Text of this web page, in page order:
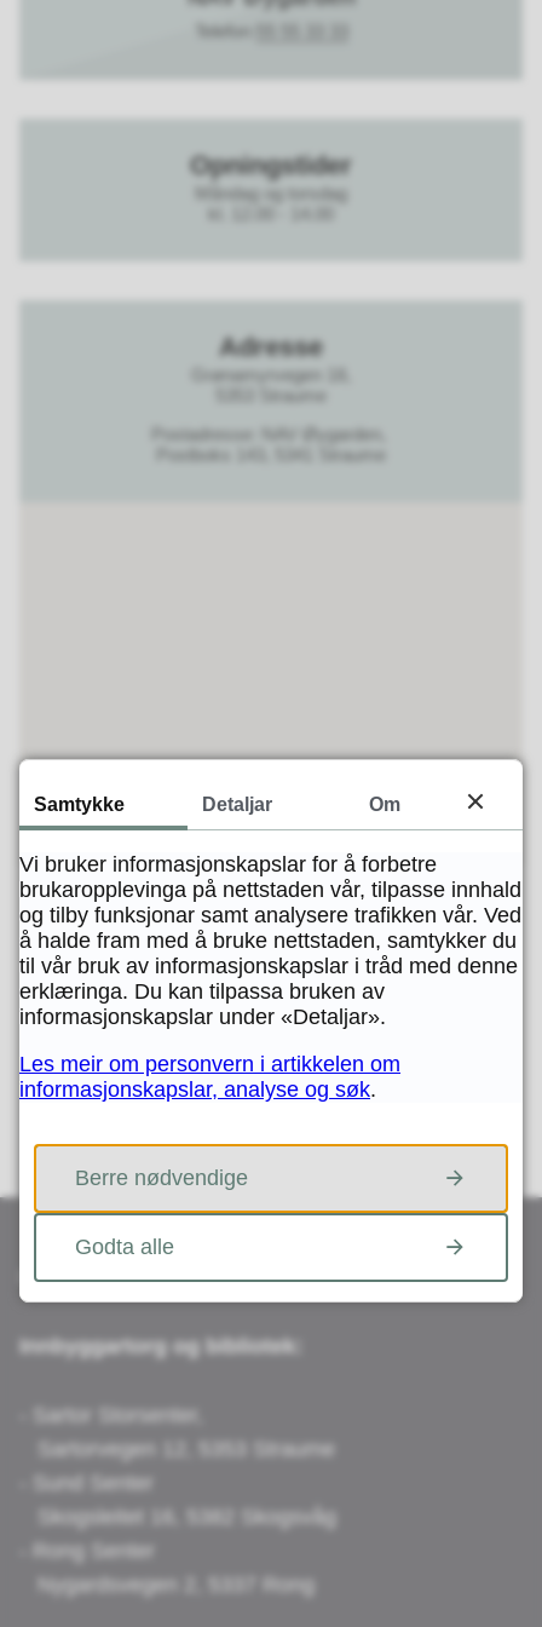
Telefon
Opningstider
Måndag og torsdag
Adresse
Grønamyrvegen 18,
5353 Straume
Postadresse: NAV Øygarden,
Postboks 143, 5341 Straume
Fann du det du leita etter?
JA NEI
Besøk oss
Innbyggartorg og bibliotek:
- Sartor Storsenter,
Sartorvegen 12, 5353 Straume
- Sund Senter
Skogsleitet 16, 5382 Skogsvåg
- Rong Senter
Nygardsvegen 2, 5337 Rong
Samtykke Detaljar Om
Vi bruker informasjonskapslar for å forbetre
brukaropplevinga på nettstaden vår, tilpasse innhald
og tilby funksjonar samt analysere trafikken vår. Ved
å halde fram med å bruke nettstaden, samtykker du
til vår bruk av informasjonskapslar i tråd med denne
erklæringa. Du kan tilpassa bruken av
informasjonskapslar under «Detaljar».
Les meir om personvern i artikkelen om
informasjonskapslar, analyse og søk.
Berre nødvendige
Godta alle